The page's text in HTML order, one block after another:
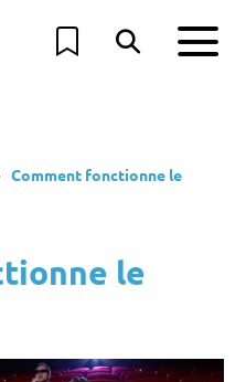
Comment fonctionne le
le